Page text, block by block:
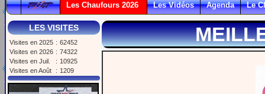
Les Chaufours 2026 Les Vidéos Agenda Le
LES VISITES
Visites en 2025 : 62452
Visites en 2026 : 74322
Visites en Juil.
: 10925
Visites en Août
: 1209